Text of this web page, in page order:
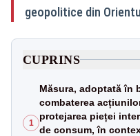
geopolitice din
CUPRINS
1
Măsura, adoptată în
combaterea
protejarea pieței
de consum, în